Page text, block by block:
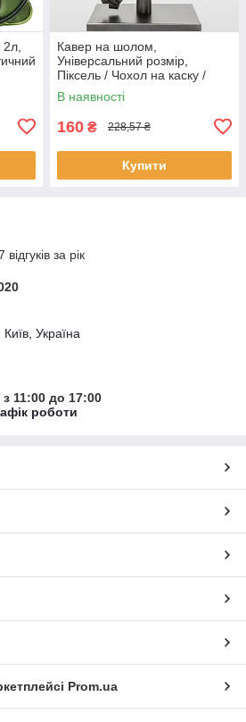
Кавер на шолом,
Універсальний розмір,
Піксель / Чохол на каску /
Кавер на шолом
В наявності
160 ₴ 228,57 ₴
Купити
за рік
Україна
11:00 до 17:00
роботи
Prom.ua